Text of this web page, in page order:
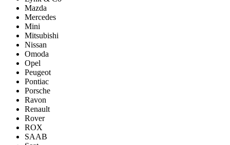
Mazda
Mercedes
Mini
Mitsubishi
Nissan
Omoda
Opel
Peugeot
Pontiac
Porsсhe
Ravon
Renault
Rover
ROX
SAAB